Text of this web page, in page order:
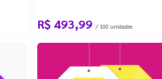
R$ 493,99 / 100 unidades